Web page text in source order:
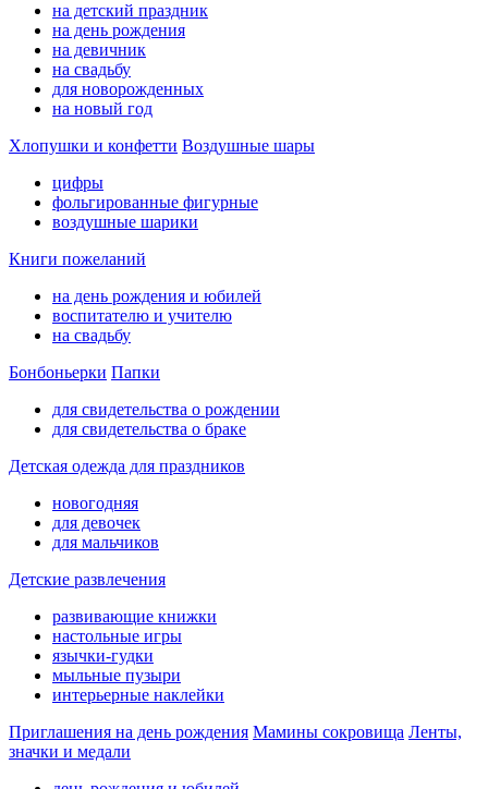
на детский праздник
на день рождения
на девичник
на свадьбу
для новорожденных
на новый год
Хлопушки и конфетти Воздушные шары
цифры
фольгированные фигурные
воздушные шарики
Книги пожеланий
на день рождения и юбилей
воспитателю и учителю
на свадьбу
Бонбоньерки Папки
для свидетельства о рождении
для свидетельства о браке
Детская одежда для праздников
новогодняя
для девочек
для мальчиков
Детские развлечения
развивающие книжки
настольные игры
язычки-гудки
мыльные пузыри
интерьерные наклейки
Приглашения на день рождения Мамины сокровища Ленты,
значки и медали